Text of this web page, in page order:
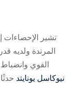
تشير الإحصاءات
المرتدة ولديه
القوي
مباريات ‎نيوكاسل يونايتد